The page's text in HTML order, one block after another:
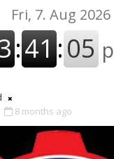
8 months ago